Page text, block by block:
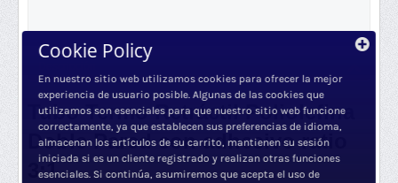
Tubo Termo Retráctil Poliolefina
Doble Pared con adhesivo ratio
3:1
Cookie Policy
En nuestro sitio web utilizamos cookies para ofrecer la mejor
experiencia de usuario posible. Algunas de las cookies que
utilizamos son esenciales para que nuestro sitio web funcione
correctamente, ya que establecen sus preferencias de idioma,
almacenan los artículos de su carrito, mantienen su sesión
iniciada si es un cliente registrado y realizan otras funciones
esenciales. Si continúa, asumiremos que acepta el uso de